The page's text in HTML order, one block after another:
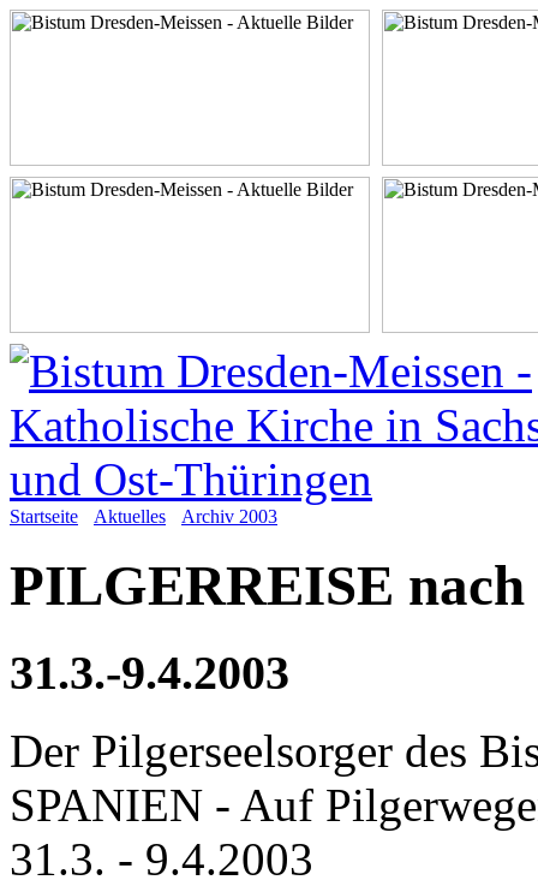
Startseite Aktuelles Archiv 2003
PILGERREISE nach
31.3.-9.4.2003
Der Pilgerseelsorger des
SPANIEN - Auf
31.3. - 9.4.2003